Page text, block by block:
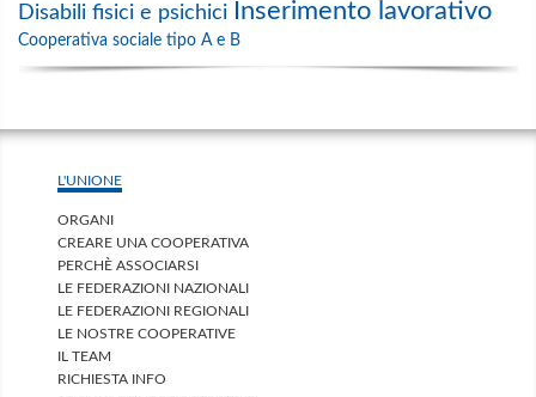
Disabili fisici e psichici Inserimento lavorativo
Cooperativa sociale tipo A e B
L'UNIONE
ORGANI
CREARE UNA COOPERATIVA
PERCHÈ ASSOCIARSI
LE FEDERAZIONI NAZIONALI
LE FEDERAZIONI REGIONALI
LE NOSTRE COOPERATIVE
IL TEAM
RICHIESTA INFO